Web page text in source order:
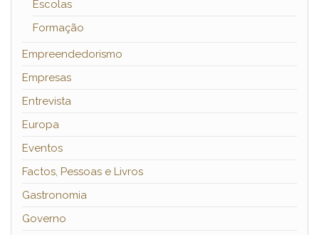
Escolas
Formação
Empreendedorismo
Empresas
Entrevista
Europa
Eventos
Factos, Pessoas e Livros
Gastronomia
Governo